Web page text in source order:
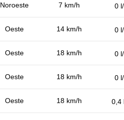
Noroeste 7 km/h 0
Oeste 14 km/h 0
Oeste 18 km/h 0
Oeste 18 km/h 0
Oeste 18 km/h 0,4